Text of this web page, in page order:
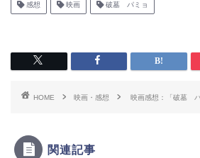
感想 映画 破墓 パミョ
HOME 映画・感想 映画感想：「破墓 パ
関連記事